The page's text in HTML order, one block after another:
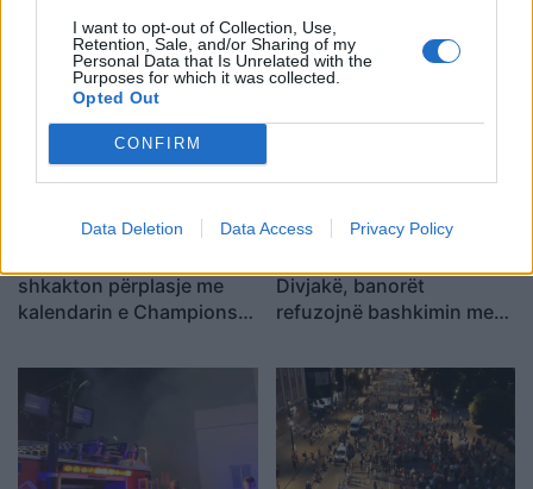
I want to opt-out of Collection, Use,
Retention, Sale, and/or Sharing of my
Personal Data that Is Unrelated with the
Purposes for which it was collected.
Opted Out
CONFIRM
Data Deletion Data Access Privacy Policy
marrëveshje nuk mund të
zhbëjë vullnetin qytetar
terrene të vështira
shkakton përplasje me
kalendarin e Champions
Divjakë, banorët
refuzojnë bashkimin me